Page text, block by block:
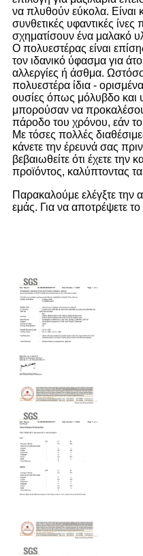
να πλυθούν εύκολα. Είναι
συνθετικές υφαντικές
σχηματίσουν ένα μαλακό
Ο πολυεστέρας είναι
τον ιδανικό ύφασμα για
αλλεργίες ή άσθμα.
πολυεστέρα ίδια -
ουσίες όπως μόλυβδο και
μπορούσαν να
πάροδο του χρόνου, εάν το
Με τόσες πολλές
κάνετε την έρευνά σας
βεβαιωθείτε ότι έχετε την
προϊόντος, καλύπτοντας
Παρακαλούμε ελέγξτε
εμάς. Για να αποτρέψετε